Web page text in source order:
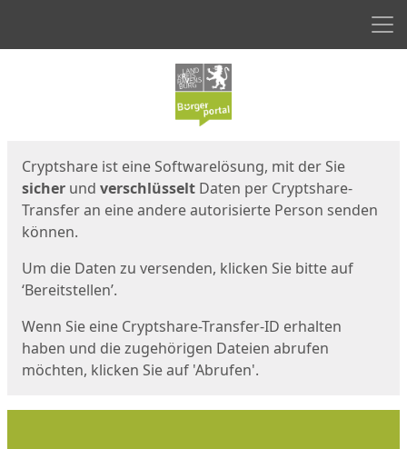
Cryptshare ist eine Softwarelösung, mit der Sie
sicher und verschlüsselt Daten per Cryptshare-
Transfer an eine andere autorisierte Person senden
können.
Um die Daten zu versenden, klicken Sie bitte auf
‘Bereitstellen’.
Wenn Sie eine Cryptshare-Transfer-ID erhalten
haben und die zugehörigen Dateien abrufen
möchten, klicken Sie auf 'Abrufen'.